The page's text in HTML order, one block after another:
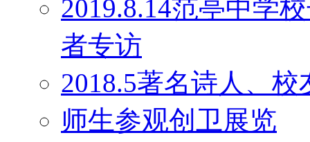
2019.8.14范亭中学
者专访
2018.5著名诗人、
师生参观创卫展览